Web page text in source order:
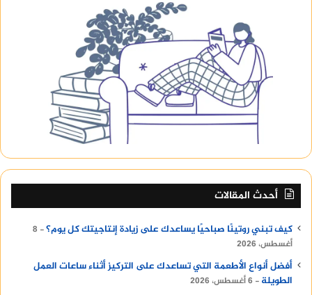
أحدث المقالات
كيف تبني روتينًا صباحيًا يساعدك على زيادة إنتاجيتك كل يوم؟
8
أغسطس، 2026
أفضل أنواع الأطعمة التي تساعدك على التركيز أثناء ساعات العمل
الطويلة
6 أغسطس، 2026